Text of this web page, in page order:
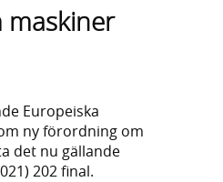
maskiner
Europeiska
ny förordning om
det nu gällande
202 final.